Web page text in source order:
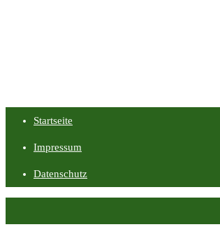
Startseite
Impressum
Datenschutz